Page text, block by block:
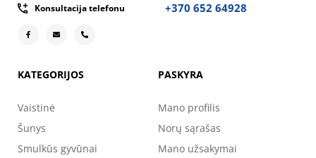
Konsultacija telefonu +370 652 64928
KATEGORIJOS
Vaistinė
Šunys
Smulkūs gyvūnai
PASKYRA
Mano profilis
Norų sąrašas
Mano užsakymai